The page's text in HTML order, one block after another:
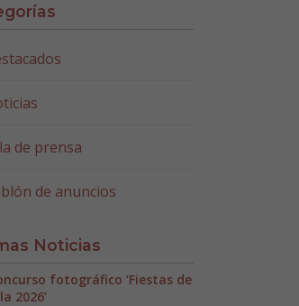
de prensa
de anuncios
Noticias
fotográfico ‘Fiestas de
2026’